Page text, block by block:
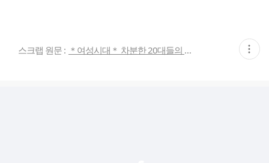
스크랩 원문 : ＊여성시대＊ 차분한 20대들의 알흠다운 공간 현
재